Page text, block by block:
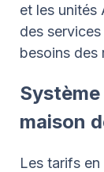
et les unités
des
besoins des
maison
Les tarifs